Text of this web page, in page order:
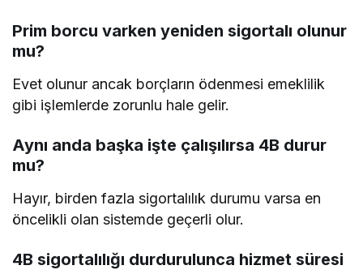
Prim borcu varken yeniden sigortalı olunur
mu?
Evet olunur ancak borçların ödenmesi emeklilik
gibi işlemlerde zorunlu hale gelir.
Aynı anda başka işte çalışılırsa 4B durur
mu?
Hayır, birden fazla sigortalılık durumu varsa en
öncelikli olan sistemde geçerli olur.
4B sigortalılığı durdurulunca hizmet süresi